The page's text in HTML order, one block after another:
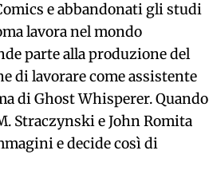
e abbandonati gli studi
lavora nel mondo
parte alla produzione del
di lavorare come assistente
di Ghost Whisperer. Quando
Straczynski e John Romita
e decide così di